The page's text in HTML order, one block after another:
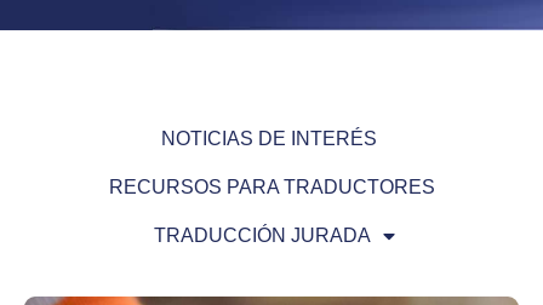
NOTICIAS DE INTERÉS
RECURSOS PARA TRADUCTORES
TRADUCCIÓN JURADA